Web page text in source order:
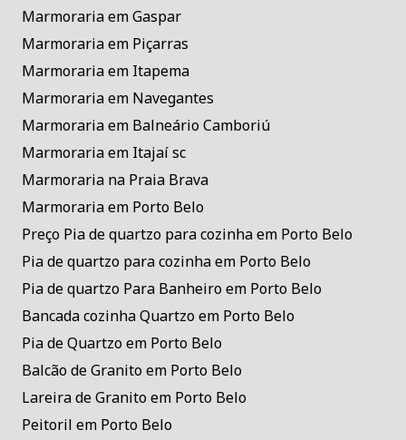
Marmoraria em Gaspar
Marmoraria em Piçarras
Marmoraria em Itapema
Marmoraria em Navegantes
Marmoraria em Balneário Camboriú
Marmoraria em Itajaí sc
Marmoraria na Praia Brava
Marmoraria em Porto Belo
Preço Pia de quartzo para cozinha em Porto Belo
Pia de quartzo para cozinha em Porto Belo
Pia de quartzo Para Banheiro em Porto Belo
Bancada cozinha Quartzo em Porto Belo
Pia de Quartzo em Porto Belo
Balcão de Granito em Porto Belo
Lareira de Granito em Porto Belo
Peitoril em Porto Belo